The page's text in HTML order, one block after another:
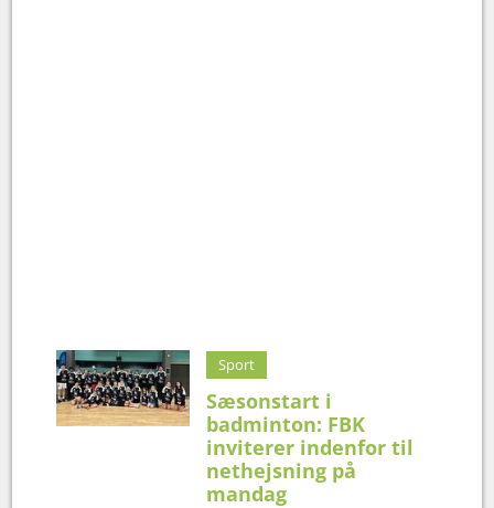
Sport
Sæsonstart i
badminton: FBK
inviterer indenfor til
nethejsning på
mandag